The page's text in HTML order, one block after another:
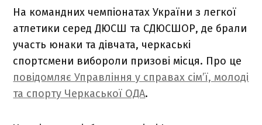
На командних чемпіонатах України з легкої
атлетики серед ДЮСШ та СДЮСШОР, де брали
участь юнаки та дівчата, черкаські
спортсмени вибороли призові місця. Про це
повідомляє Управління у справах сім’ї, молоді
та спорту Черкаської ОДА.